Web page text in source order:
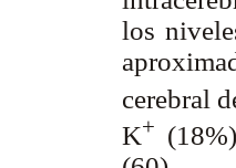
los
cerebral
K+